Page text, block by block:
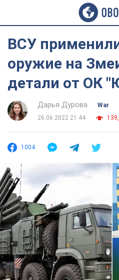
ВСУ
оружие на
детали от ОК
Дарья Дурова
War
26.06.2022 21:44
1004